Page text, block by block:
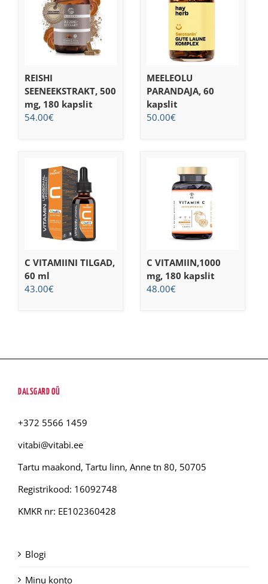
REISHI
SEENEEKSTRAKT, 500
mg, 180 kapslit
54.00€
MEELEOLU
PARANDAJA, 60
kapslit
50.00€
C VITAMIINI TILGAD,
60 ml
43.00€
C VITAMIIN,1000
mg, 180 kapslit
48.00€
DALSGARD OÜ
+372 5566 1459
vitabi@vitabi.ee
Tartu maakond, Tartu linn, Anne tn 80, 50705
Registrikood: 16092748
KMKR nr: EE102360428
Blogi
Minu konto